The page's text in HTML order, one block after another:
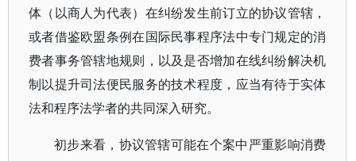
体（以商人为代表）在纠纷发生前订立的协议管辖，
或者借鉴欧盟条例在国际民事程序法中专门规定的消
费者事务管辖地规则，以及是否增加在线纠纷解决机
制以提升司法便民服务的技术程度，应当有待于实体
法和程序法学者的共同深入研究。
初步来看，协议管辖可能在个案中严重影响消费